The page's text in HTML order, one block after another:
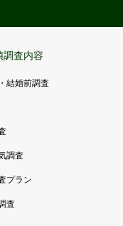
調査内容
結婚前調査
調査
プラン
査